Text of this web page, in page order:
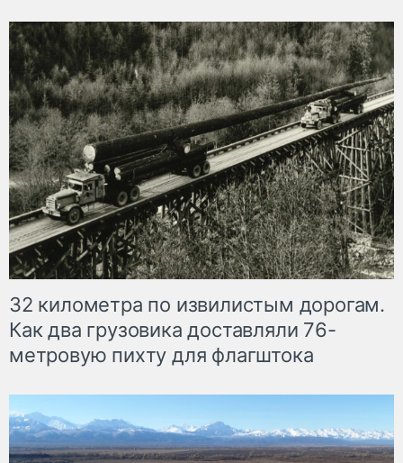
32 километра по извилистым дорогам.
Как два грузовика доставляли 76-
метровую пихту для флагштока